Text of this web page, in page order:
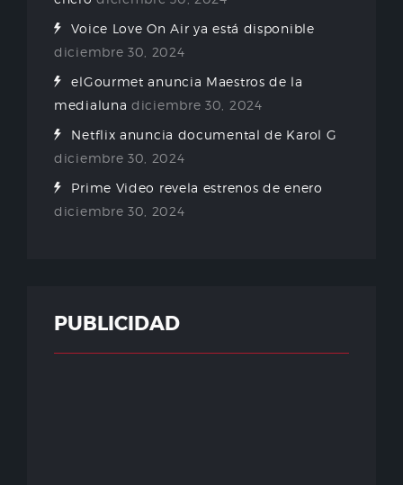
Voice Love On Air ya está disponible
diciembre 30, 2024
elGourmet anuncia Maestros de la
medialuna diciembre 30, 2024
Netflix anuncia documental de Karol G
diciembre 30, 2024
Prime Video revela estrenos de enero
diciembre 30, 2024
PUBLICIDAD